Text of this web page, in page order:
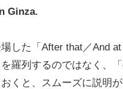
Ginza.
した「After that／And
羅列するのではなく、「
くと、スムーズに説明